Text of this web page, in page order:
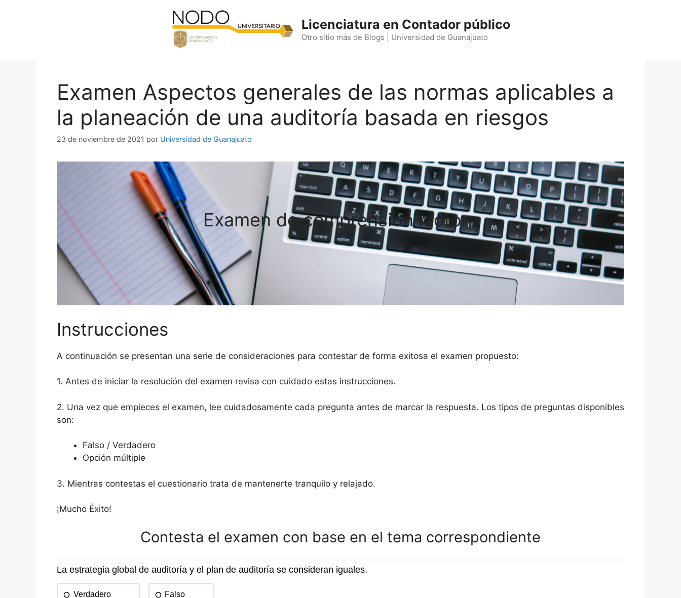
Licenciatura en Contador público
Otro sitio más de Blogs | Universidad de Guanajuato
Examen Aspectos generales de las normas aplicables a
la planeación de una auditoría basada en riesgos
23 de noviembre de 2021 por Universidad de Guanajuato
Examen de comprensión lectora
Instrucciones
A continuación se presentan una serie de consideraciones para contestar de forma exitosa el examen propuesto:
1. Antes de iniciar la resolución del examen revisa con cuidado estas instrucciones.
2. Una vez que empieces el examen, lee cuidadosamente cada pregunta antes de marcar la respuesta. Los tipos de preguntas disponibles
son:
Falso / Verdadero
Opción múltiple
3. Mientras contestas el cuestionario trata de mantenerte tranquilo y relajado.
¡Mucho Éxito!
Contesta el examen con base en el tema correspondiente